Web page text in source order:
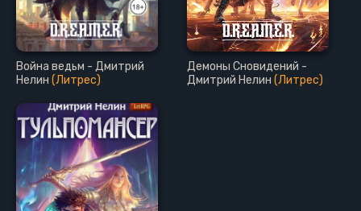
Война ведьм - Дмитрий
Нелин (Литрес)
Демоны Сновидений -
Дмитрий Нелин (Литрес)